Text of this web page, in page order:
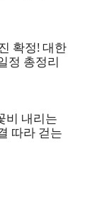
확정! 대한
정 총정리
비 내리는
따라 걷는